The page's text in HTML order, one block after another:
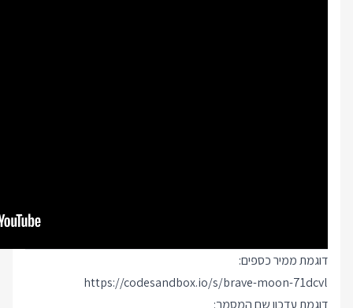
דוגמת ממיר כספים:
https://codesandbox.io/s/brave-moon-71dcvl
דוגמת עדכון שם המסמך: